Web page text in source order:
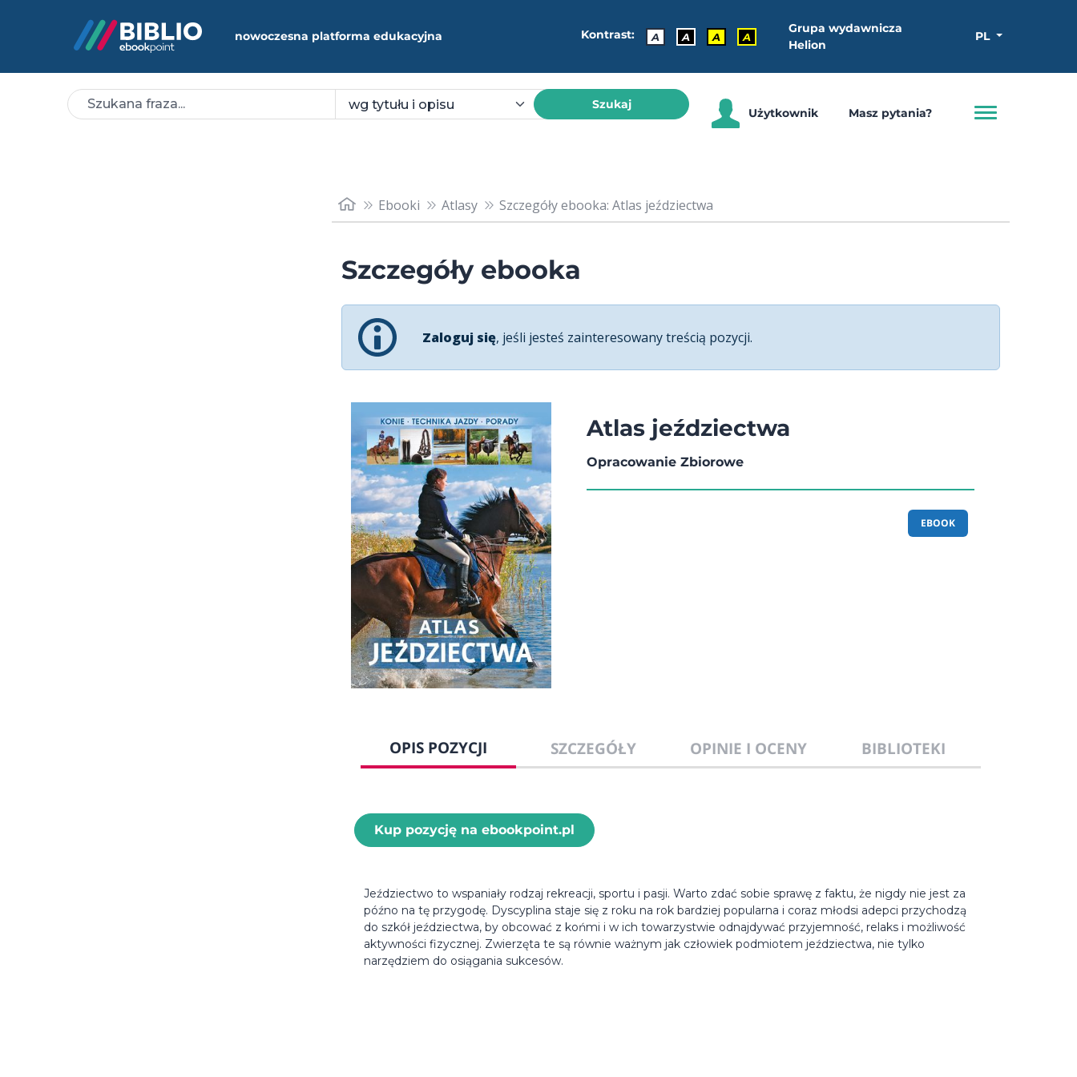
nowoczesna platforma edukacyjna Kontrast: A A A A
Grupa wydawnicza
Helion
PL
Szukaj
Użytkownik Masz pytania?
Ebooki Atlasy Szczegóły ebooka: Atlas jeździectwa
Szczegóły ebooka
Zaloguj się, jeśli jesteś zainteresowany treścią pozycji.
Atlas jeździectwa
Opracowanie Zbiorowe
EBOOK
OPIS POZYCJI SZCZEGÓŁY OPINIE I OCENY BIBLIOTEKI
Kup pozycję na ebookpoint.pl
Jeździectwo to wspaniały rodzaj rekreacji, sportu i pasji. Warto zdać sobie sprawę z faktu, że nigdy nie jest za
późno na tę przygodę. Dyscyplina staje się z roku na rok bardziej popularna i coraz młodsi adepci przychodzą
do szkół jeździectwa, by obcować z końmi i w ich towarzystwie odnajdywać przyjemność, relaks i możliwość
aktywności fizycznej. Zwierzęta te są równie ważnym jak człowiek podmiotem jeździectwa, nie tylko
narzędziem do osiągania sukcesów.